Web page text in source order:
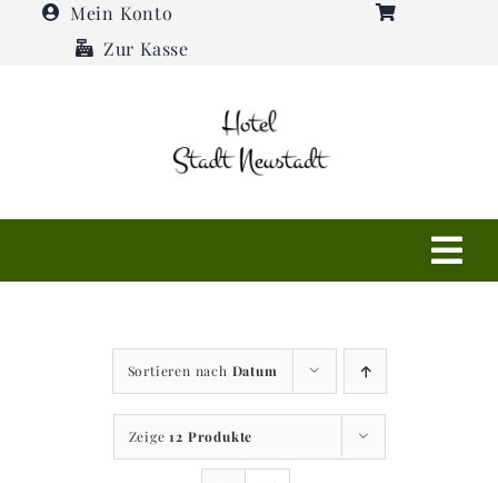
Mein Konto
Zur Kasse
Restaurant
Sortieren nach Datum
Zeige12 Produkte